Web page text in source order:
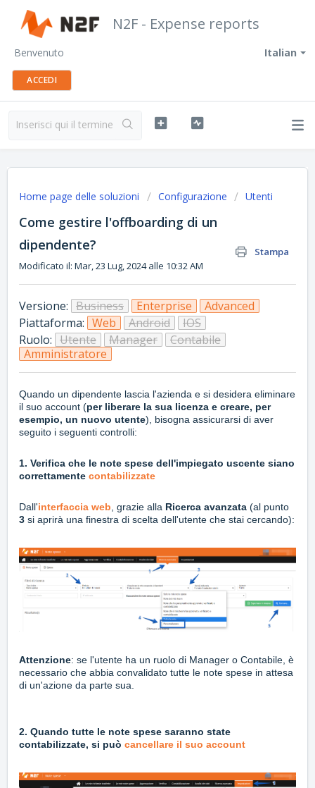
N2F - Expense reports
Italian
Benvenuto
ACCEDI
Home page delle soluzioni Configurazione Utenti
Come gestire l'offboarding di un
dipendente?
Stampa
Modificato il: Mar, 23 Lug, 2024 alle 10:32 AM
Versione: Business Enterprise
Advanced
Piattaforma: Web Android
IOS
Ruolo: Utente Manager
Contabile
Amministratore
Quando un dipendente lascia l'azienda e si desidera eliminare
il suo account (per liberare la sua licenza e creare, per
esempio, un nuovo utente), bisogna assicurarsi di aver
seguito i seguenti controlli:
1. Verifica che le note spese dell'impiegato uscente siano
correttamente contabilizzate
Dall'interfaccia web , grazie alla Ricerca avanzata (al punto
3 si aprirà una finestra di scelta dell'utente che stai cercando):
Attenzione: se l'utente ha un ruolo di Manager o Contabile, è
necessario che abbia convalidato tutte le note spese in attesa
di un'azione da parte sua.
2. Quando tutte le note spese saranno state
contabilizzate, si può cancellare il suo account